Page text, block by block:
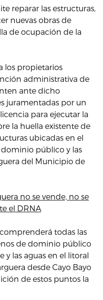
reparar las estructuras,
nuevas obras de
de ocupación de la
los propietarios
administrativa de
ante dicho
juramentadas por un
para ejecutar la
la huella existente de
ubicadas en el
público y las
del Municipio de
no se vende, no se
el DRNA
todas las
de dominio público
y las aguas en el litoral
desde Cayo Bayo
de estos puntos la